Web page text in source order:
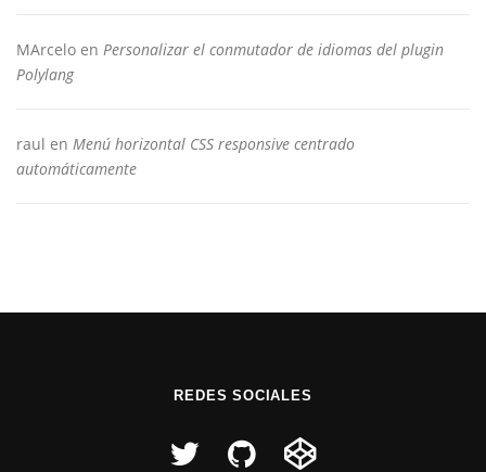
MArcelo en Personalizar el conmutador de idiomas del plugin
Polylang
raul en Menú horizontal CSS responsive centrado
automáticamente
REDES SOCIALES